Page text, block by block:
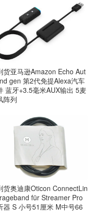
货亚马逊Amazon Echo Aut
gen 第2代免提Alexa汽车
蓝牙+3.5毫米AUX输出 5麦
阵列
货奥迪康Oticon ConnectLin
für Streamer Pro
器 S 小号51厘米 M中号66